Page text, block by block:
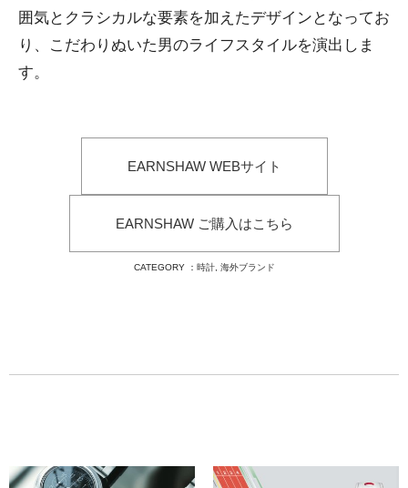
囲気とクラシカルな要素を加えたデザインとなってお
り、こだわりぬいた男のライフスタイルを演出しま
す。
EARNSHAW WEBサイト
EARNSHAW ご購入はこちら
CATEGORY ： 時計, 海外ブランド